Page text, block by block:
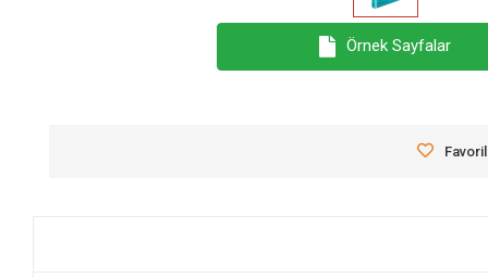
Örnek Sayfalar